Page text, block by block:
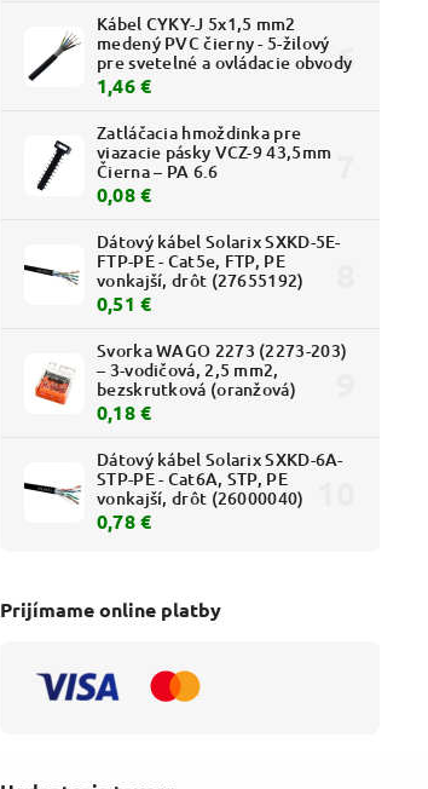
Kábel CYKY-J 5x1,5 mm2
medený PVC čierny - 5-žilový
pre svetelné a ovládacie obvody
1,46 €
Zatláčacia hmoždinka pre
viazacie pásky VCZ-9 43,5mm
Čierna – PA 6.6
0,08 €
Dátový kábel Solarix SXKD-5E-
FTP-PE - Cat5e, FTP, PE
vonkajší, drôt (27655192)
0,51 €
Svorka WAGO 2273 (2273-203)
– 3-vodičová, 2,5 mm2,
bezskrutková (oranžová)
0,18 €
Dátový kábel Solarix SXKD-6A-
STP-PE - Cat6A, STP, PE
vonkajší, drôt (26000040)
0,78 €
Prijímame online platby